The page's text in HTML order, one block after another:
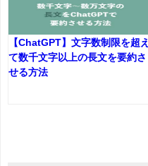
【ChatGPT】文字数制限を超え
て数千文字以上の長文を要約さ
せる方法